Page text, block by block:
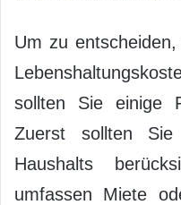
Um zu
sollten Sie einige
Zuerst sollten
Haushalts
umfassen Miete